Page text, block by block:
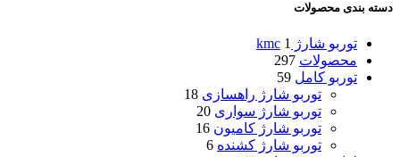
دسته‌ بندی محصولات
توربو شارژ kmc 1
محصولات 297
توربو کامل 59
توربو شارژ راهسازی 18
توربو شارژ سواری 20
توربو شارژ کامیون 16
توربو شارژ کشنده 6